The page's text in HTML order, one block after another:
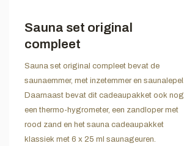
Sauna set original
compleet
Sauna set original compleet bevat de
saunaemmer, met inzetemmer en saunalepel.
Daarnaast bevat dit cadeaupakket ook nog
een thermo-hygrometer, een zandloper met
rood zand en het sauna cadeaupakket
klassiek met 6 x 25 ml saunageuren.